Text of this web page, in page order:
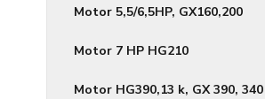
Motor 5,5/6,5HP, GX160,200
Motor 7 HP HG210
Motor HG390,13 k, GX 390, 340